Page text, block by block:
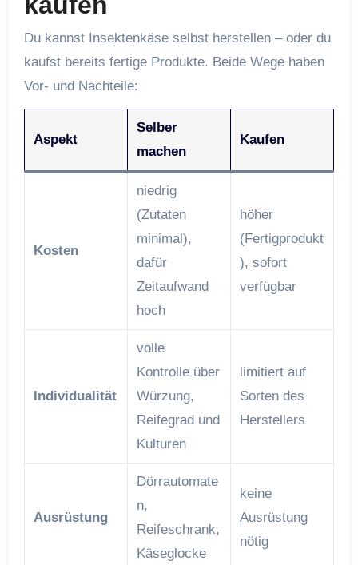
Du kannst Insektenkäse selbst herstellen – oder du
kaufst bereits fertige Produkte. Beide Wege haben
Vor- und Nachteile:
Aspekt
Selber
machen
Kaufen
Kosten
niedrig
(Zutaten
minimal),
dafür
Zeitaufwand
hoch
höher
(Fertigprodukt
), sofort
verfügbar
Individualität
volle
Kontrolle über
Würzung,
Reifegrad und
Kulturen
limitiert auf
Sorten des
Herstellers
Ausrüstung
Dörrautomate
n,
Reifeschrank,
Käseglocke
keine
Ausrüstung
nötig